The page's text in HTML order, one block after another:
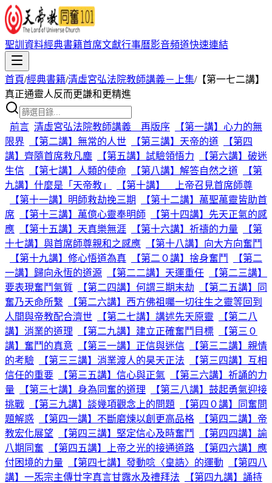
聖訓資料經典書籍首席文獻行事曆影音頻道快速連結
首頁/經典書籍/清虛宮弘法院教師講義－上集/【第一七二講】
真正通靈人反而更謙和更精進
前言 清虛宮弘法院教師講義 再版序
【第一講】心力的無
限界
【第二講】無常的人世 【第三講】天帝的道
【第四
講】齊隨首席救凡塵
【第五講】試驗領悟力
【第六講】破迷
生信
【第七講】人類的使命 【第八講】解答自然之道
【第
九講】什麼是「天帝教」
【第十講】 上帝召見首席師尊
【第十一講】明師救劫挽三期
【第十二講】萬聖萬靈皆助首
席
【第十三講】萬億心靈奉明師
【第十四講】先天正氣的感
應
【第十五講】天真樂無涯 【第十六講】祈禱的力量
【第
十七講】與首席師尊親和之感應
【第十八講】向大方向奮鬥
【第十九講】修心悟道為真
【第二０講】捨身奮鬥
【第二
一講】歸向永恆的道源
【第二二講】天運重任
【第二三講】
要表現奮鬥氣質
【第二四講】何謂三期末劫
【第二五講】同
奮乃天命所繫
【第二六講】西方佛祖囑一切往生之靈等回到
人間與帝教配合濟世
【第二七講】講述先天原靈
【第二八
講】消業的道理
【第二九講】建立正確奮鬥目標
【第三０
講】奮鬥的真意
【第三一講】正信與迷信
【第三二講】親情
的考驗
【第三三講】消業渡人的昊天正法
【第三四講】互相
信任的重要
【第三五講】信心與正氣
【第三六講】祈誦的力
量
【第三七講】身為同奮的道理
【第三八講】鼓起勇氣迎接
挑戰
【第三九講】談幾項觀念上的問題
【第四０講】同奮問
題解惑
【第四一講】不斷磨煉以創更高品格
【第四二講】帝
教宏化展望
【第四三講】堅定信心及時奮鬥
【第四四講】諭
八期同奮
【第四五講】上帝之光的接通道路
【第四六講】應
付困境的力量
【第四七講】發動唸〈皇誥〉的運動
【第四八
講】一炁宗主傳廿字真言甘露水及禮拜法
【第四九講】誦持